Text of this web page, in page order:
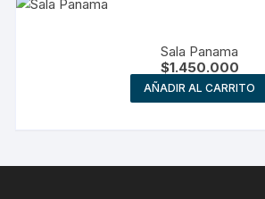
Sala Panama
$1.450.000
AÑADIR AL CARRITO